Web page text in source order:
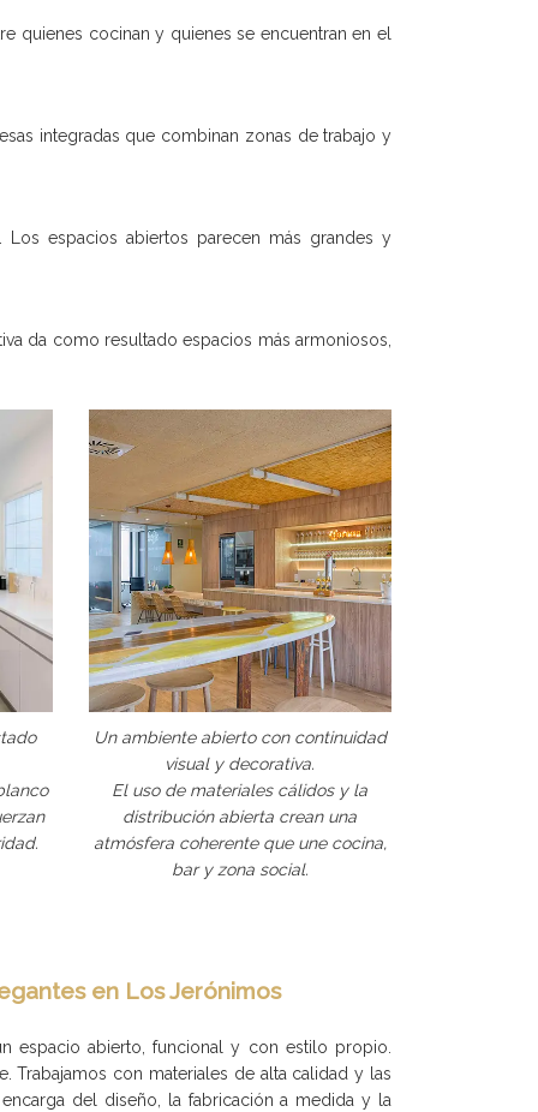
quienes cocinan y quienes se encuentran en el
integradas que combinan zonas de trabajo y
espacios abiertos parecen más grandes y
da como resultado espacios más armoniosos,
Un ambiente abierto con continuidad
visual y decorativa.
El uso de materiales cálidos y la
distribución abierta crean una
atmósfera coherente que une cocina,
bar y zona social.
en Los Jerónimos
espacio abierto, funcional y con estilo propio.
Trabajamos con materiales de alta calidad y las
del diseño, la fabricación a medida y la